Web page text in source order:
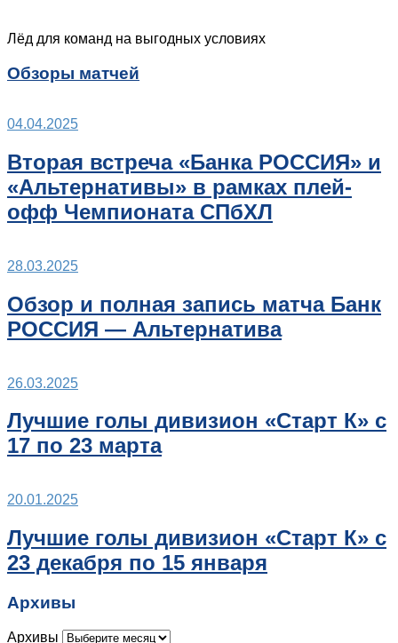
Лёд для команд на выгодных условиях
Обзоры матчей
04.04.2025
Вторая встреча «Банка РОССИЯ» и
«Альтернативы» в рамках плей-
офф Чемпионата СПбХЛ
28.03.2025
Обзор и полная запись матча Банк
РОССИЯ — Альтернатива
26.03.2025
Лучшие голы дивизион «Старт К» с
17 по 23 марта
20.01.2025
Лучшие голы дивизион «Старт К» с
23 декабря по 15 января
Архивы
Архивы